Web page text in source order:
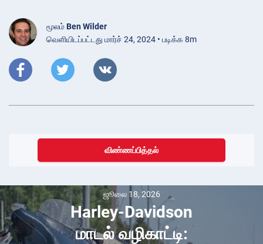
மூலம் Ben Wilder
வெளியிடப்பட்டது மார்ச் 24, 2024 • படிக்க 8m
விண்ணப்பித்தல்
ஜூலை 18, 2026
Harley-Davidson
மாடல் வழிகாட்டி: